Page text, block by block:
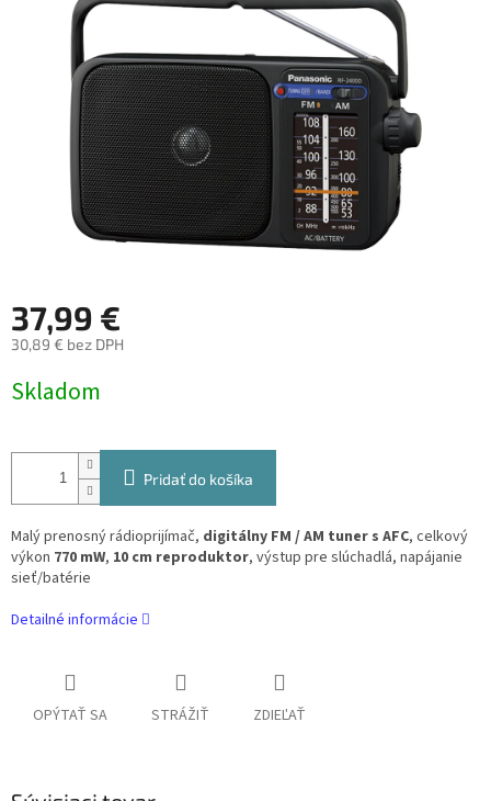
37,99 €
30,89 € bez DPH
cena:
Skladom
Pridať do košíka
Malý prenosný rádioprijímač, digitálny FM / AM tuner s AFC, celkový
výkon 770 mW, 10 cm reproduktor, výstup pre slúchadlá, napájanie
sieť/batérie
Detailné informácie
OPÝTAŤ SA STRÁŽIŤ ZDIEĽAŤ